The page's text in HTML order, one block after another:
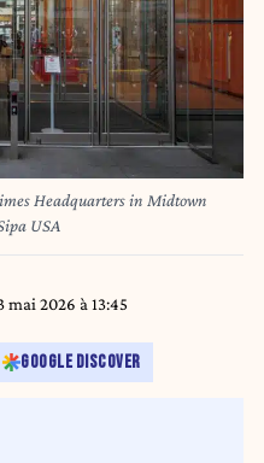
Headquarters in Midtown
USA
mai 2026 à 13:45
GOOGLE DISCOVER